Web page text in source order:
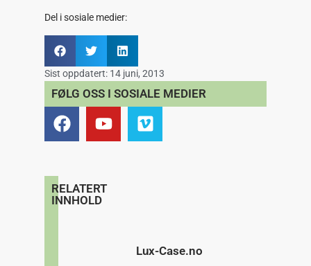
Del i sosiale medier:
Sist oppdatert: 14 juni, 2013
FØLG OSS I SOSIALE MEDIER
RELATERT
INNHOLD
Lux-Case.no